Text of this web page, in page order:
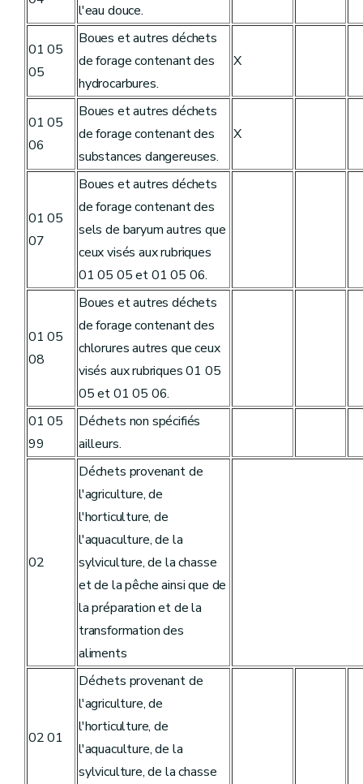
l'eau douce.
01 05
05
Boues et autres déchets
de forage contenant des
hydrocarbures.
X
01 05
06
Boues et autres déchets
de forage contenant des
substances dangereuses.
X
01 05
07
Boues et autres déchets
de forage contenant des
sels de baryum autres que
ceux visés aux rubriques
01 05 05 et 01 05 06.
01 05
08
Boues et autres déchets
de forage contenant des
chlorures autres que ceux
visés aux rubriques 01 05
05 et 01 05 06.
01 05
99
Déchets non spécifiés
ailleurs.
02
Déchets provenant de
l'agriculture, de
l'horticulture, de
l'aquaculture, de la
sylviculture, de la chasse
et de la pêche ainsi que de
la préparation et de la
transformation des
aliments
02 01
Déchets provenant de
l'agriculture, de
l'horticulture, de
l'aquaculture, de la
sylviculture, de la chasse